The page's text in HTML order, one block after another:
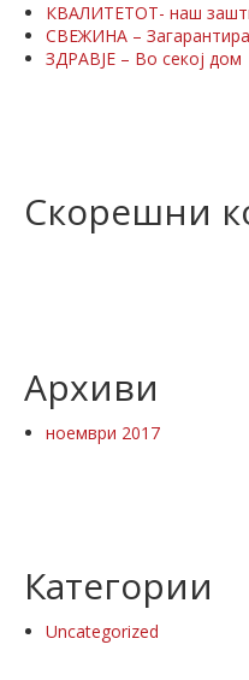
КВАЛИТЕТОТ- наш
СВЕЖИНА –
ЗДРАВЈЕ – Во секој дом
Скорешни
Архиви
ноември 2017
Категории
Uncategorized